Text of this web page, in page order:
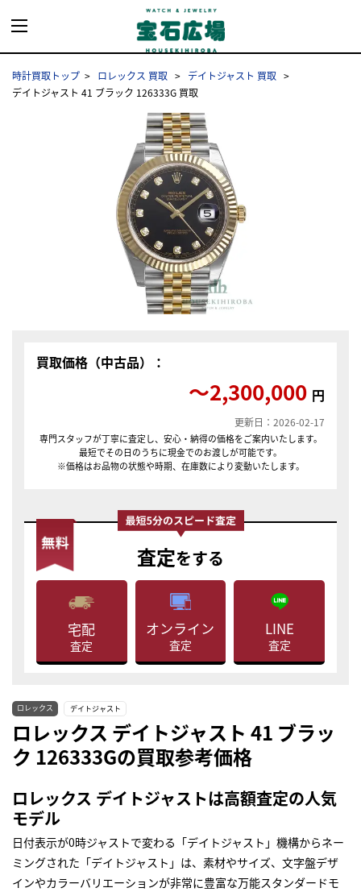
時計買取トップ ロレックス 買取
デイトジャスト 買取
デイトジャスト 41 ブラック 126333G 買取
買取価格（中古品）：
〜2,300,000 円
更新日：2026-02-17
専門スタッフが丁寧に査定し、安心・納得の価格をご案内いたします。
最短でその日のうちに現金でのお渡しが可能です。
※価格はお品物の状態や時期、在庫数により変動いたします。
査定をする
宅配
査定
オンライン
査定
LINE
査定
ロレックス デイトジャスト
ロレックス デイトジャスト 41 ブラッ
ク 126333Gの買取参考価格
ロレックス デイトジャストは高額査定の人気
モデル
日付表示が0時ジャストで変わる「デイトジャスト」機構からネー
ミングされた「デイトジャスト」は、素材やサイズ、文字盤デザ
インやカラーバリエーションが非常に豊富な万能スタンダードモ